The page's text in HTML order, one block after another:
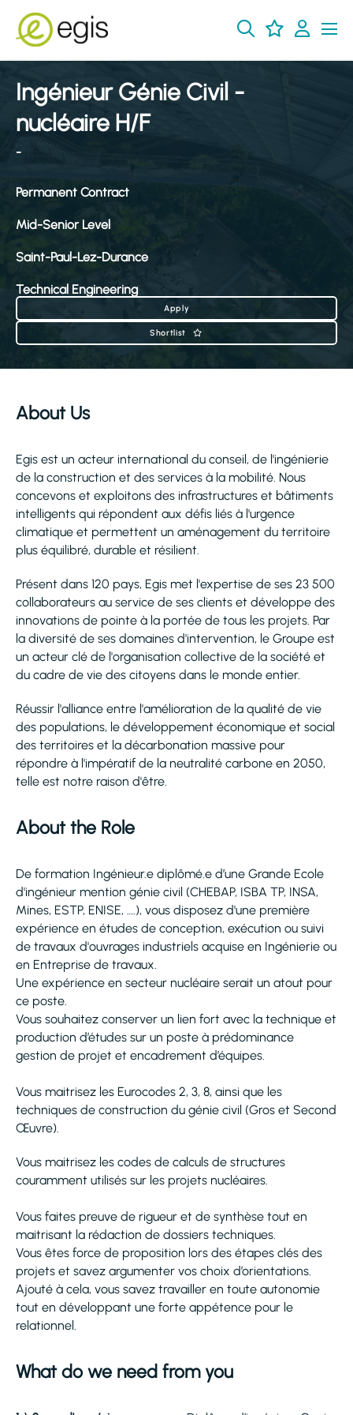
Ingénieur Génie Civil -
nucléaire H/F
-
Permanent Contract
Mid-Senior Level
Saint-Paul-Lez-Durance
Technical Engineering
Apply
Shortlist
About Us
Egis est un acteur international du conseil, de l'ingénierie
de la construction et des services à la mobilité. Nous
concevons et exploitons des infrastructures et bâtiments
intelligents qui répondent aux défis liés à l'urgence
climatique et permettent un aménagement du territoire
plus équilibré, durable et résilient.
Présent dans 120 pays, Egis met l'expertise de ses 23 500
collaborateurs au service de ses clients et développe des
innovations de pointe à la portée de tous les projets. Par
la diversité de ses domaines d'intervention, le Groupe est
un acteur clé de l'organisation collective de la société et
du cadre de vie des citoyens dans le monde entier.
Réussir l'alliance entre l'amélioration de la qualité de vie
des populations, le développement économique et social
des territoires et la décarbonation massive pour
répondre à l'impératif de la neutralité carbone en 2050,
telle est notre raison d'être.
About the Role
De formation Ingénieur.e diplômé.e d’une Grande Ecole
d'ingénieur mention génie civil (CHEBAP, ISBA TP, INSA,
Mines, ESTP, ENISE, ….), vous disposez d'une première
expérience en études de conception, exécution ou suivi
de travaux d'ouvrages industriels acquise en Ingénierie ou
en Entreprise de travaux.
Une expérience en secteur nucléaire serait un atout pour
ce poste.
Vous souhaitez conserver un lien fort avec la technique et
production d’études sur un poste à prédominance
gestion de projet et encadrement d’équipes.
Vous maitrisez les Eurocodes 2, 3, 8, ainsi que les
techniques de construction du génie civil (Gros et Second
Œuvre).
Vous maitrisez les codes de calculs de structures
couramment utilisés sur les projets nucléaires.
Vous faites preuve de rigueur et de synthèse tout en
maitrisant la rédaction de dossiers techniques.
Vous êtes force de proposition lors des étapes clés des
projets et savez argumenter vos choix d’orientations.
Ajouté à cela, vous savez travailler en toute autonomie
tout en développant une forte appétence pour le
relationnel.
What do we need from you